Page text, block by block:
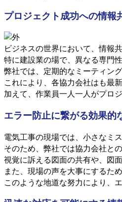
プロジェクト成功への情報
ビジネスの世界において、情報
特に建設業の場で、異なる専門
弊社では、定期的なミーティン
これにより、各協力会社はも最
加えて、作業員一人一人がプロ
エラー防止に繋がる効果的
電気工事の現場では、小さなミ
そのため、弊社では協力会社と
視覚に訴える図面の共有や、図
また、現場の声を大事にするた
このような地道な努力により、